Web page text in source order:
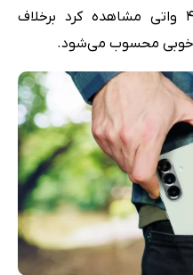
گلکسی A36 از شارژ سریع ۴۵ واتی مشاهده کرد برخلاف
خوبی محسوب می‌شود.